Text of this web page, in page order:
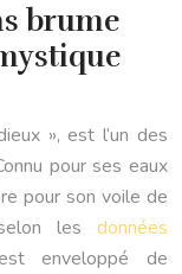
brume
», est l’un des
pour ses eaux
pour son voile de
les données
enveloppé de